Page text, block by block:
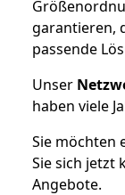
garantieren,
passende
Unser
haben viele
Sie möchten
Sie sich jetzt
Angebote.